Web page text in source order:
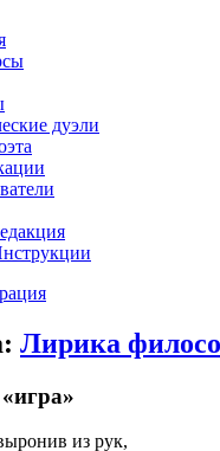
дуэли
Лирика
из рук,